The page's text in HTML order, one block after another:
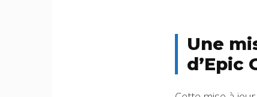
Une
d’Epic